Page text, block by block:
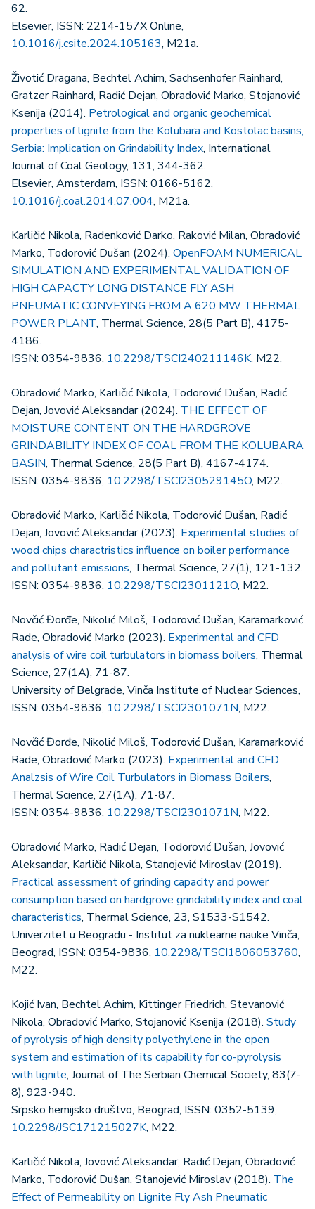
62.
Elsevier, ISSN: 2214-157X Online,
10.1016/j.csite.2024.105163, M21a.
Životić Dragana, Bechtel Achim, Sachsenhofer Rainhard,
Gratzer Rainhard, Radić Dejan, Obradović Marko, Stojanović
Ksenija (2014). Petrological and organic geochemical
properties of lignite from the Kolubara and Kostolac basins,
Serbia: Implication on Grindability Index, International
Journal of Coal Geology, 131, 344-362.
Elsevier, Amsterdam, ISSN: 0166-5162,
10.1016/j.coal.2014.07.004, M21a.
Karličić Nikola, Radenković Darko, Raković Milan, Obradović
Marko, Todorović Dušan (2024). OpenFOAM NUMERICAL
SIMULATION AND EXPERIMENTAL VALIDATION OF
HIGH CAPACTY LONG DISTANCE FLY ASH
PNEUMATIC CONVEYING FROM A 620 MW THERMAL
POWER PLANT, Thermal Science, 28(5 Part B), 4175-
4186.
ISSN: 0354-9836, 10.2298/TSCI240211146K, M22.
Obradović Marko, Karličić Nikola, Todorović Dušan, Radić
Dejan, Jovović Aleksandar (2024). THE EFFECT OF
MOISTURE CONTENT ON THE HARDGROVE
GRINDABILITY INDEX OF COAL FROM THE KOLUBARA
BASIN, Thermal Science, 28(5 Part B), 4167-4174.
ISSN: 0354-9836, 10.2298/TSCI230529145O, M22.
Obradović Marko, Karličić Nikola, Todorović Dušan, Radić
Dejan, Jovović Aleksandar (2023). Experimental studies of
wood chips charactristics influence on boiler performance
and pollutant emissions, Thermal Science, 27(1), 121-132.
ISSN: 0354-9836, 10.2298/TSCI2301121O, M22.
Novčić Đorđe, Nikolić Miloš, Todorović Dušan, Karamarković
Rade, Obradović Marko (2023). Experimental and CFD
analysis of wire coil turbulators in biomass boilers, Thermal
Science, 27(1A), 71-87.
University of Belgrade, Vinča Institute of Nuclear Sciences,
ISSN: 0354-9836, 10.2298/TSCI2301071N, M22.
Novčić Đorđe, Nikolić Miloš, Todorović Dušan, Karamarković
Rade, Obradović Marko (2023). Experimental and CFD
Analzsis of Wire Coil Turbulators in Biomass Boilers,
Thermal Science, 27(1A), 71-87.
ISSN: 0354-9836, 10.2298/TSCI2301071N, M22.
Obradović Marko, Radić Dejan, Todorović Dušan, Jovović
Aleksandar, Karličić Nikola, Stanojević Miroslav (2019).
Practical assessment of grinding capacity and power
consumption based on hardgrove grindability index and coal
characteristics, Thermal Science, 23, S1533-S1542.
Univerzitet u Beogradu - Institut za nuklearne nauke Vinča,
Beograd, ISSN: 0354-9836, 10.2298/TSCI1806053760,
M22.
Kojić Ivan, Bechtel Achim, Kittinger Friedrich, Stevanović
Nikola, Obradović Marko, Stojanović Ksenija (2018). Study
of pyrolysis of high density polyethylene in the open
system and estimation of its capability for co-pyrolysis
with lignite, Journal of The Serbian Chemical Society, 83(7-
8), 923-940.
Srpsko hemijsko društvo, Beograd, ISSN: 0352-5139,
10.2298/JSC171215027K, M22.
Karličić Nikola, Jovović Aleksandar, Radić Dejan, Obradović
Marko, Todorović Dušan, Stanojević Miroslav (2018). The
Effect of Permeability on Lignite Fly Ash Pneumatic